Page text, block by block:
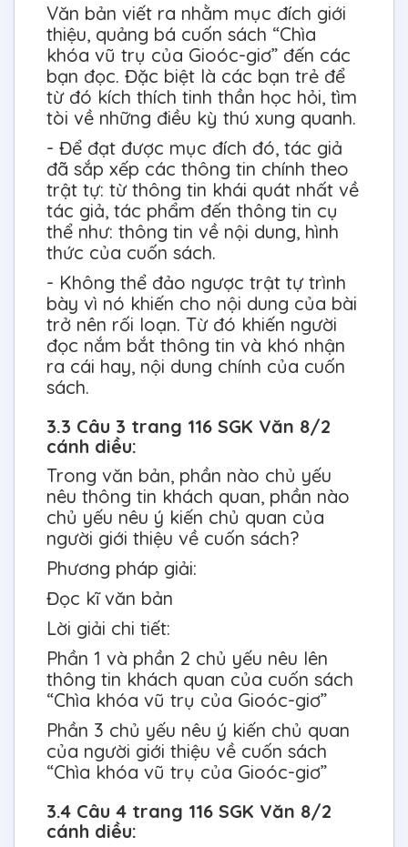
Văn bản viết ra nhằm mục đích giới
thiệu, quảng bá cuốn sách “Chìa
khóa vũ trụ của Gioóc-giơ” đến các
bạn đọc. Đặc biệt là các bạn trẻ để
từ đó kích thích tinh thần học hỏi, tìm
tòi về những điều kỳ thú xung quanh.
- Để đạt được mục đích đó, tác giả
đã sắp xếp các thông tin chính theo
trật tự: từ thông tin khái quát nhất về
tác giả, tác phẩm đến thông tin cụ
thể như: thông tin về nội dung, hình
thức của cuốn sách.
- Không thể đảo ngược trật tự trình
bày vì nó khiến cho nội dung của bài
trở nên rối loạn. Từ đó khiến người
đọc nắm bắt thông tin và khó nhận
ra cái hay, nội dung chính của cuốn
sách.
3.3 Câu 3 trang 116 SGK Văn 8/2
cánh diều:
Trong văn bản, phần nào chủ yếu
nêu thông tin khách quan, phần nào
chủ yếu nêu ý kiến chủ quan của
người giới thiệu về cuốn sách?
Phương pháp giải:
Đọc kĩ văn bản
Lời giải chi tiết:
Phần 1 và phần 2 chủ yếu nêu lên
thông tin khách quan của cuốn sách
“Chìa khóa vũ trụ của Gioóc-giơ”
Phần 3 chủ yếu nêu ý kiến chủ quan
của người giới thiệu về cuốn sách
“Chìa khóa vũ trụ của Gioóc-giơ”
3.4 Câu 4 trang 116 SGK Văn 8/2
cánh diều: